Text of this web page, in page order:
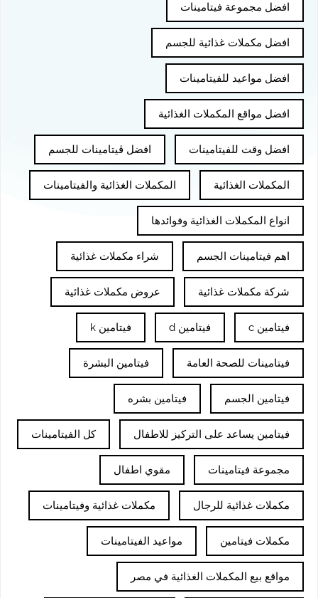
افضل مجموعة فيتامينات
افضل مكملات غذائية للجسم
افضل مواعيد للفيتامينات
افضل مواقع المكملات الغذائية
افضل وقت للفيتامينات افضل ڤيتامينات للجسم
المكملات الغذائية المكملات الغذائية والفيتامينات
انواع المكملات الغذائية وفوائدها
اهم فيتامينات الجسم شراء مكملات غذائية
شركة مكملات غذائية عروض مكملات غذائية
فيتامين c فيتامين d فيتامين k
فيتامينات للصحة العامة فيتامين البشرة
فيتامين الجسم فيتامين بشره
فيتامين يساعد على التركيز للاطفال كل الفيتامينات
مجموعة فيتامينات مقوي اطفال
مكملات غذائية للرجال مكملات غذائية وفيتامينات
مكملات فيتامين مواعيد الفيتامينات
مواقع بيع المكملات الغذائية في مصر